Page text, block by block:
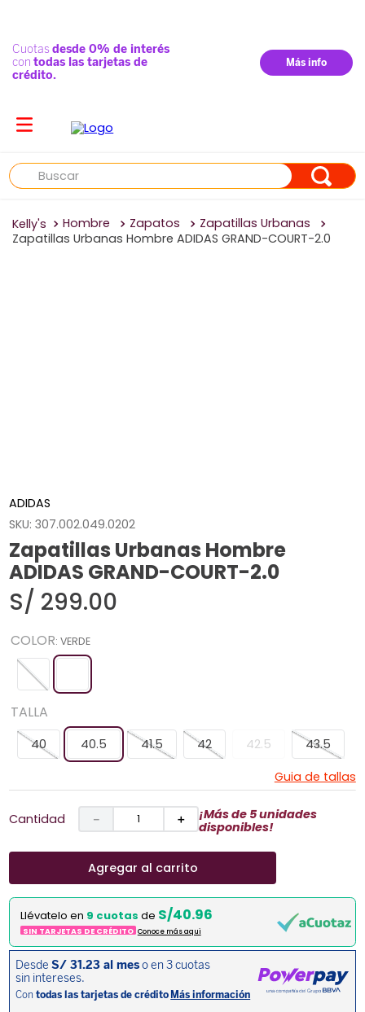
Buscar
Hombre Zapatos
Zapatillas Urbanas
Zapatillas Urbanas Hombre ADIDAS GRAND-COURT-2.0
ADIDAS
SKU:307.002.049.0202
Zapatillas Urbanas Hombre
ADIDAS GRAND-COURT-2.0
S/ 299.00
COLOR: VERDE
TALLA
40 40.5 41.5 42 42.5
43.5
Guia de tallas
Cantidad ＋
－
¡Más de 5 unidades
disponibles!
Agregar al carrito
Llévatelo en 9 cuotas de S/40.96
SIN TARJETAS DE CRÉDITO Conoce más aqui